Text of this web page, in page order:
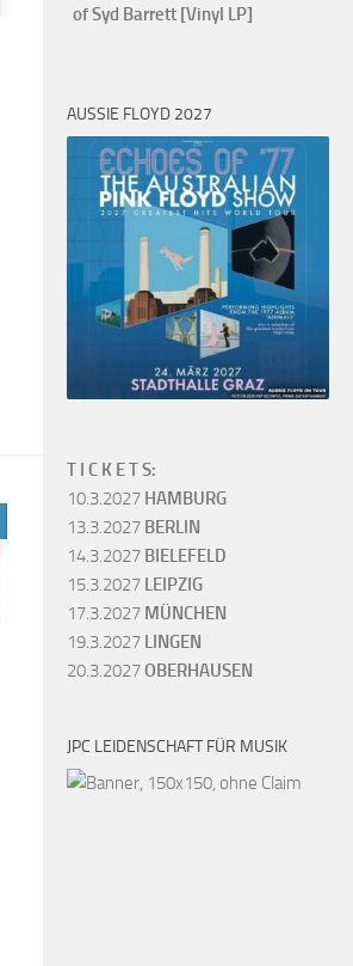
of Syd Barrett [Vinyl LP]
AUSSIE FLOYD 2027
T I C K E T S:
10.3.2027 HAMBURG
13.3.2027 BERLIN
14.3.2027 BIELEFELD
15.3.2027 LEIPZIG
17.3.2027 MÜNCHEN
19.3.2027 LINGEN
20.3.2027OBERHAUSEN
JPC LEIDENSCHAFT FÜR MUSIK